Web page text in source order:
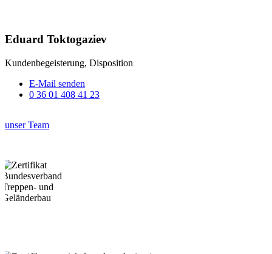
Eduard Toktogaziev
Kundenbegeisterung, Disposition
E-Mail senden
0 36 01 408 41 23
unser Team